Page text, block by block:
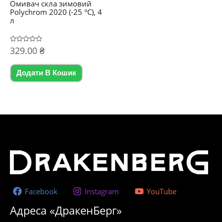
Омивач скла зимовий
Polychrom 2020 (-25 °C), 4
л
Оцінено
в
з
329.00 ₴
Додати В Кошик
Facebook Instagram YouTube
Адреса «ДракенБерг»